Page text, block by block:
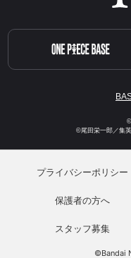
©尾田栄一郎／集
プライバシーポリシー
保護者の方へ
スタッフ募集
©Bandai